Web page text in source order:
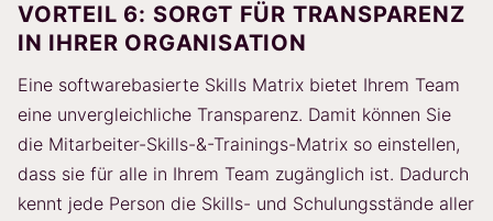
VORTEIL 6: SORGT FÜR TRANSPARENZ
IN IHRER ORGANISATION
Eine softwarebasierte Skills Matrix bietet Ihrem Team
eine unvergleichliche Transparenz. Damit können Sie
die Mitarbeiter-Skills-&-Trainings-Matrix so einstellen,
dass sie für alle in Ihrem Team zugänglich ist. Dadurch
kennt jede Person die Skills- und Schulungsstände aller